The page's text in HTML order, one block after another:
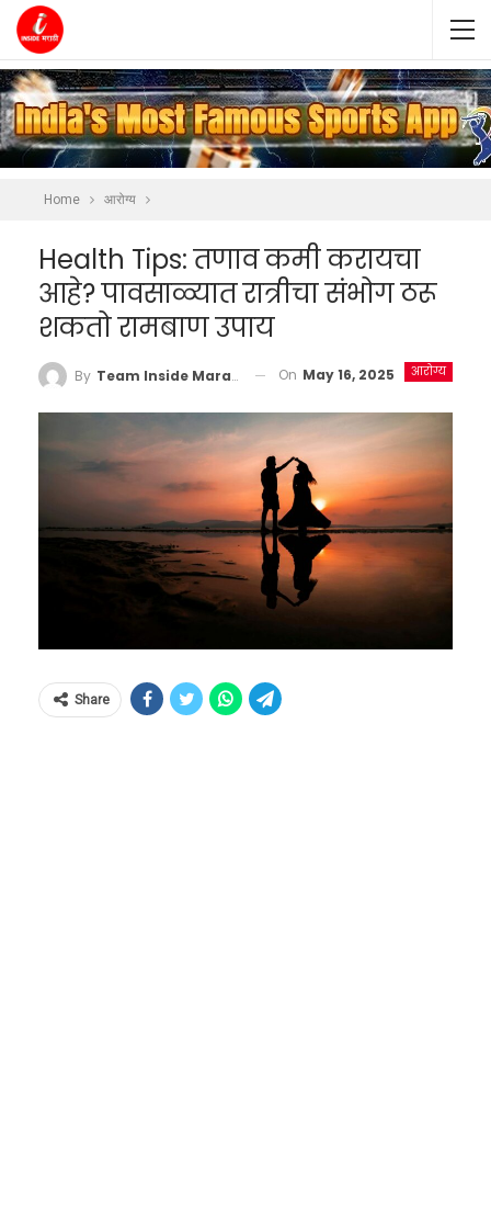
Home आरोग्य
Health Tips: तणाव कमी करायचा
आहे? पावसाळ्यात रात्रीचा संभोग ठरू
शकतो रामबाण उपाय
आरोग्य
By Team Inside Marathi On May 16, 2025
Share